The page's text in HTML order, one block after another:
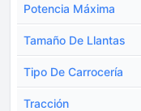
Potencia Máxima
Tamaño De Llantas
Tipo De Carrocería
Tracción